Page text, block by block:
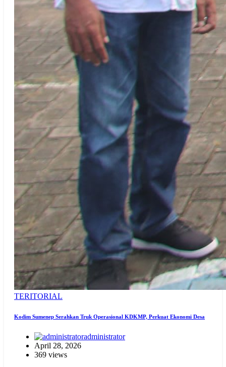
TERITORIAL
Kodim Sumenep Serahkan Truk Operasional KDKMP, Perkuat Ekonomi Desa
administrator
April 28, 2026
369 views